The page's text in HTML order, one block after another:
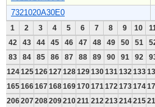
7321020A30E0
1 2 3 4 5 6 7 8 9 10
42
43 44 45 46 47 48 49 50 51
83
84 85 86 87 88 89 90 91 92
124125126127128129130131 132 133
165166167168169170171 172 173174
206207208209210211 212 213214215